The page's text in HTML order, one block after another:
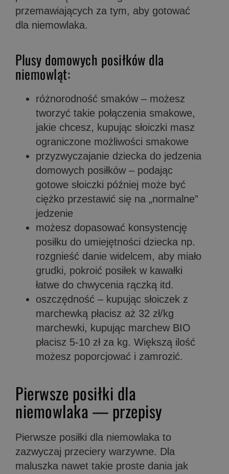
przemawiających za tym, aby gotować
dla niemowlaka.
Plusy domowych posiłków dla
niemowląt:
różnorodność smaków – możesz
tworzyć takie połączenia smakowe,
jakie chcesz, kupując słoiczki masz
ograniczone możliwości smakowe
przyzwyczajanie dziecka do jedzenia
domowych posiłków – podając
gotowe słoiczki później może być
ciężko przestawić się na „normalne”
jedzenie
możesz dopasować konsystencję
posiłku do umiejętności dziecka np.
rozgnieść danie widelcem, aby miało
grudki, pokroić posiłek w kawałki
łatwe do chwycenia rączką itd.
oszczędność – kupując słoiczek z
marchewką płacisz aż 32 zł/kg
marchewki, kupując marchew BIO
płacisz 5-10 zł za kg. Większą ilość
możesz poporcjować i zamrozić.
Pierwsze posiłki dla
niemowlaka — przepisy
Pierwsze posiłki dla niemowlaka to
zazwyczaj przeciery warzywne. Dla
maluszka nawet takie proste dania jak